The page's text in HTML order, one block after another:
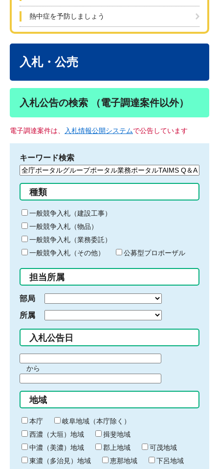
熱中症を予防しましょう
入札・公売
入札公告の検索 （電子調達案件以外）
電子調達案件は、 入札情報公開システムで公告しています
キーワード検索
検
る
キ
ー
ワ
ー
ド
入
力
種類
一般競争入札（建設工事）
一般競争入札（物品）
一般競争入札（業務委託）
一般競争入札（その他）
公募型プロポーザル
担当所属
部局
所属
入札公告日
間
始
り
から
間
終
わ
り
地域
本庁
岐阜地域（本庁除く）
西濃（大垣）地域
揖斐地域
中濃（美濃）地域
郡上地域
可茂地域
東濃（多治見）地域
恵那地域
下呂地域